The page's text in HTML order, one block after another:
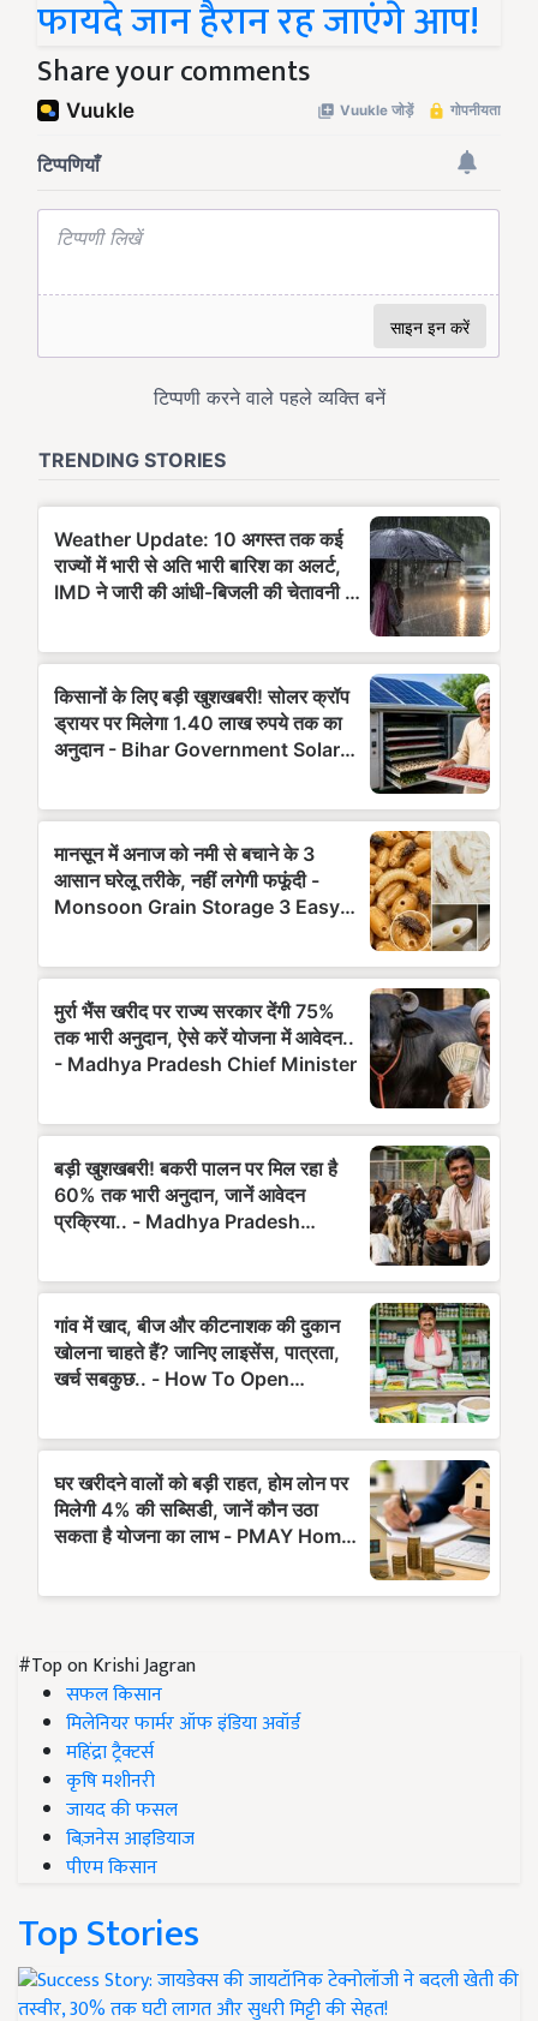
फायदे जान हैरान रह जाएंगे आप!
Share your comments
#Top on Krishi Jagran
सफल किसान
मिलेनियर फार्मर ऑफ इंडिया अवॉर्ड
महिंद्रा ट्रैक्टर्स
कृषि मशीनरी
जायद की फसल
बिज़नेस आइडियाज
पीएम किसान
Top Stories